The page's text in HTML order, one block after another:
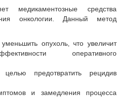
медикаментозные средства
онкологии. Данный метод
опухоль, что увеличит
оперативного
предотвратить рецидив
и замедления процесса